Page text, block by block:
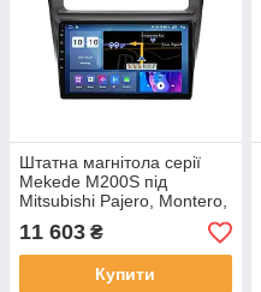
Штатна магнітола серії
Mekede M200S під
Mitsubishi Pajero, Montero,
Shogun 1991-1999 9
дюймів
11 603 ₴
Купити